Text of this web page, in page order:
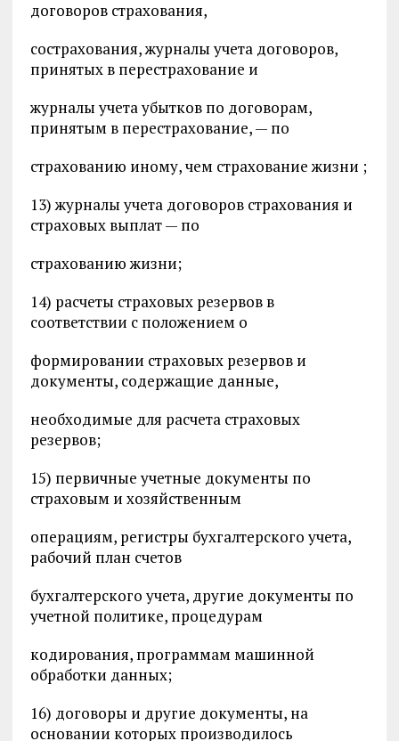
договоров страхования,
сострахования, журналы учета договоров,
принятых в перестрахование и
журналы учета убытков по договорам,
принятым в перестрахование, — по
страхованию иному, чем страхование жизни ;
13) журналы учета договоров страхования и
страховых выплат — по
страхованию жизни;
14) расчеты страховых резервов в
соответствии с положением о
формировании страховых резервов и
документы, содержащие данные,
необходимые для расчета страховых
резервов;
15) первичные учетные документы по
страховым и хозяйственным
операциям, регистры бухгалтерского учета,
рабочий план счетов
бухгалтерского учета, другие документы по
учетной политике, процедурам
кодирования, программам машинной
обработки данных;
16) договоры и другие документы, на
основании которых производилось